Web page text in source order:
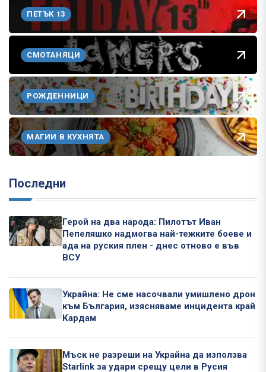
ПЕТЪК 13
СМОТАНЯЦИ
РОЖДЕННИЦИ
МАГИИ В КУХНЯТА
Последни
Герой на два народа: Пилотът Иван
Пепеляшко надмогва най-тежките боеве и
ада на руския плен - днес отново е във
ВСУ
Украйна: Не сме насочвали умишлено дрон
към България, изясняваме инцидента край
Кардам
Мъск не разреши на Украйна да използва
Starlink за удари срещу цели в Русия